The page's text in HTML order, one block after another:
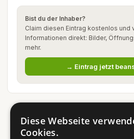
Bist du der Inhaber?
Claim diesen Eintrag kostenlos und
Informationen direkt: Bilder,
mehr.
→ Eintrag jetzt
Diese Webseite
Cookies.